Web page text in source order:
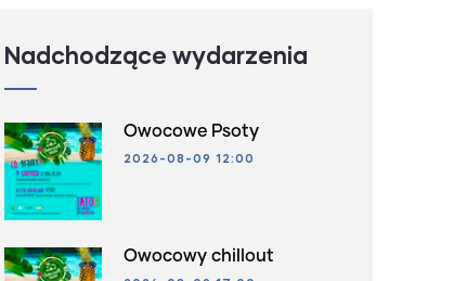
Nadchodzące wydarzenia
Owocowe Psoty
2026-08-09 12:00
Owocowy chillout